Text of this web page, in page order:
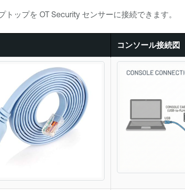
トップを OT Security センサーに接続できます。
コンソール接続図